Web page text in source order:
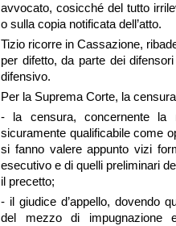
avvocato, cosicché del tutto
o sulla copia notificata dell’atto.
Tizio ricorre in Cassazione,
per difetto, da parte dei
difensivo.
Per la Suprema Corte, la
- la censura, concernente la
sicuramente qualificabile come
si fanno valere appunto vizi
esecutivo e di quelli preliminari
il precetto;
- il giudice d’appello, dovendo
del mezzo di impugnazione